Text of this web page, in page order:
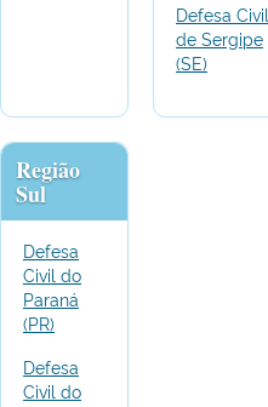
Defesa Civil
de Sergipe
(SE)
Região
Sul
Defesa
Civil do
Paraná
(PR)
Defesa
Civil do